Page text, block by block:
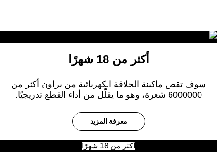
أكثر من 18 شهرًا
سوف تقص ماكينة الحلاقة الكهربائية من براون أكثر من
6000000 شعرة، وهو ما يقلّل من أداء القطع تدريجيًا.
معرفة المزيد
أكثر من 18 شهرًا